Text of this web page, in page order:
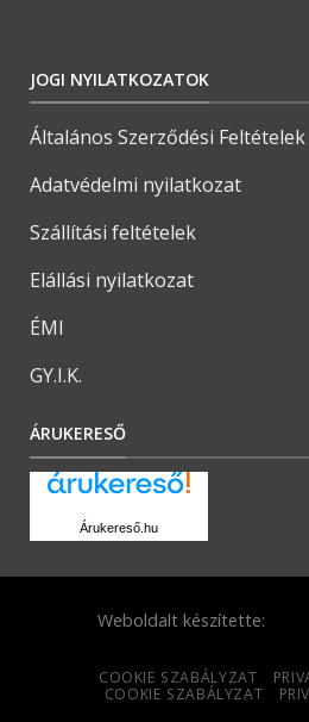
JOGI NYILATKOZATOK
Általános Szerződési Feltételek
Adatvédelmi nyilatkozat
Szállítási feltételek
Elállási nyilatkozat
ÉMI
GY.I.K.
ÁRUKERESŐ
Árukereső.hu
Weboldalt készítette:
COOKIE SZABÁLYZAT
COOKIE SZABÁLYZAT